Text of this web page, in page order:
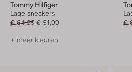
Tommy Hilfiger
Lage sneakers
€ 64,95 € 51,99
+ meer kleuren
€